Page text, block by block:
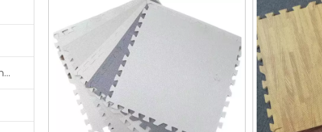
Estera de piso anti-deslizamiento